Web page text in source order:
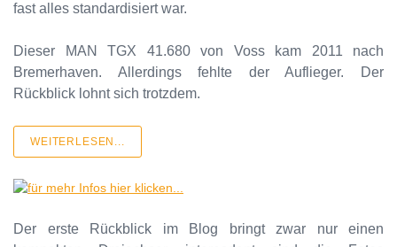
fast alles standardisiert war.
Dieser MAN TGX 41.680 von Voss kam 2011 nach
Bremerhaven. Allerdings fehlte der Auflieger. Der
Rückblick lohnt sich trotzdem.
WEITERLESEN...
Der erste Rückblick im Blog bringt zwar nur einen